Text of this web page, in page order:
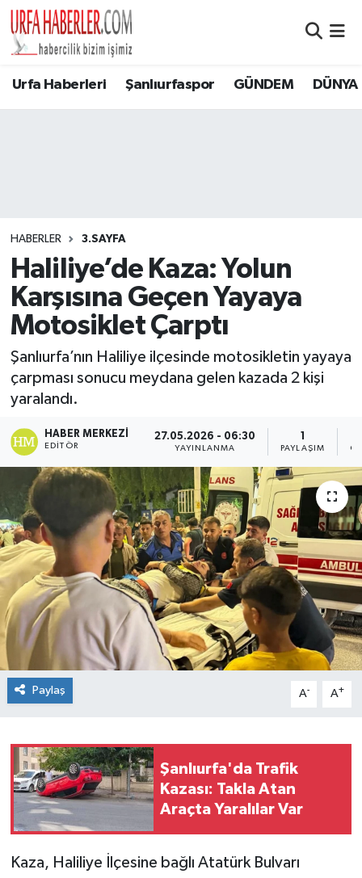
Urfa Haberleri Şanlıurfaspor GÜNDEM DÜNYA
HABERLER 3.SAYFA
Haliliye’de Kaza: Yolun
Karşısına Geçen Yayaya
Motosiklet Çarptı
Şanlıurfa’nın Haliliye ilçesinde motosikletin yayaya
çarpması sonucu meydana gelen kazada 2 kişi
yaralandı.
HABER MERKEZI
EDITÖR
27.05.2026 - 06:30
YAYINLANMA
1
PAYLAŞIM
Paylaş A- A+
Şanlıurfa'da Trafik
Kazası: Takla Atan
Araçta Yaralılar Var
Kaza, Haliliye İlçesine bağlı Atatürk Bulvarı
Şanlıurfa Nöbetçi Eczaneler
Tüm Manşetler
Son Dakika Haberleri
Haber Arşivi